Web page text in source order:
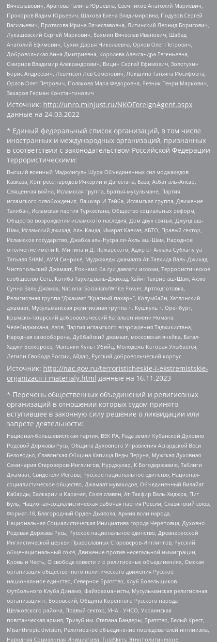
Вячеславович, Арапова Галина Юрьевна, Свечников Анатолий Мариевич,
Прохоров Вадим Юрьевич, Шахова Елена Владимировна, Подузов Сергей
Васильевич, Протасова Ирина Вячеславовна, Литинский Леонид Борисович,
Лукашевский Сергей Маркович, Бахмин Вячеслав Иванович, Шабад
Анатолий Ефимович, Сухих Дарья Николаевна, Орлов Олег Петрович,
Добровольская Анна Дмитриевна, Королева Александра Евгеньевна,
Смирнов Владимир Александрович, Вицин Сергей Ефимович, Золотухин
Борис Андреевич, Левинсон Лев Семенович, Локшина Татьяна Иосифовна,
Орлов Олег Петрович, Полякова Мара Федоровна, Резник Генри Маркович,
Захаров Герман Константинович
Источник: http://unro.minjust.ru/NKOForeignAgent.aspx
данные на 24.03.2022
* Единый федеральный список организаций, в том числе
иностранных и международных организаций, признанных
в соответствии с законодательством Российской Федерации
террористическими:
Высший военный Маджлисуль Шура Объединенных сил моджахедов
Кавказа, Конгресс народов Ичкерии и Дагестана, База, Асбат аль-Ансар,
Священная война, Исламская группа, Братья-мусульмане, Партия
исламского освобождения, Лашкар-И-Тайба, Исламская группа, Движение
Талибан, Исламская партия Туркестана, Общество социальных реформ,
Общество возрождения исламского наследия, Дом двух святых, Джунд аш-
Шам, Исламский джихад, Аль-Каида, Имарат Кавказ, АБТО, Правый сектор,
Исламское государство, Джабха аль-Нусра ли-Ахль аш-Шам, Народное
ополчение имени К. Минина и Д. Пожарского, Аджр от Аллаха Субхану уа
Тагьаля SHAM, АУМ Синрике, Муджахеды джамаата Ат-Тавхида Валь-Джихад,
Чистопольский Джамаат, Рохнамо ба суи давлати исломи, Террористическое
сообщество Сеть, Катиба Таухид валь-Джихад, Хайят Тахрир аш-Шам, Ахлю
Сунна Валь Джамаа, National Socialism/White Power, Артподготовка,
Религиозная группа “Джамаат “Красный пахарь”, Колумбайн, Хатлонский
джамаат, Мусульманская религиозная группа п. Кушкуль г. Оренбург,
Крымско-татарский добровольческий батальон имени Номана
Челебиджихана, Азов, Партия исламского возрождения Таджикистана,
Народная самооборона, Дуббайский джамаат, московская ячейка, Батал-
Хаджи Белхороев, Маньяки Культ Убийц, Молодёжь Которая Улыбается,
Легион Свобода России, Айдар, Русский добровольческий корпус
Источник: http://nac.gov.ru/terroristicheskie-i-ekstremistskie-
organizacii-i-materialy.html данные на 16.11.2023
* Перечень общественных объединений и религиозных
организаций в отношении которых судом принято
вступившее в законную силу решение о ликвидации или
запрете деятельности:
Национал-большевистская партия, ВЕК РА, Рада земли Кубанской Духовно
Родовой Державы Русь, Община Духовного Управления Асгардской Веси
Беловодья, Славянская Община Капища Веды Перуна, Мужская Духовная
Семинария Староверов-Инглингов, Нурджулар, К Богодержавию, Таблиги
Джамаат, Свидетели Иеговы, Русское национальное единство, Национал-
социалистическое общество, Джамаат мувахидов, Объединенный Вилайат
Кабарды, Балкарии и Карачая, Союз славян, Ат-Такфир Валь-Хиджра, Пит
Буль, Национал-социалистическая рабочая партия России, Славянский союз,
Формат-18, Благородный Орден Дьявола, Армия воли народа,
Национальная Социалистическая Инициатива города Череповца, Духовно-
Родовая Держава Русь, Русское национальное единство, Древнерусской
Инглистической церкви Православных Староверов-Инглингов, Русский
общенациональный союз, Движение против нелегальной иммиграции,
Кровь и Честь, О свободе совести и о религиозных объединениях, Омская
организация общественного политического движения Русское
национальное единство, Северное Братство, Клуб Болельщиков
Футбольного Клуба Динамо, Файзрахманисты, Мусульманская религиозная
организация п. Боровский, Община Коренного Русского народа
Щелковского района, Правый сектор, УНА - УНСО, Украинская
повстанческая армия, Тризуб им. Степана Бандеры, Братство, Белый Крест,
Misanthropic division, Религиозное объединение последователей инглиизма,
Народная Социальная Инициатива, TulaSkins, Этнополитическое